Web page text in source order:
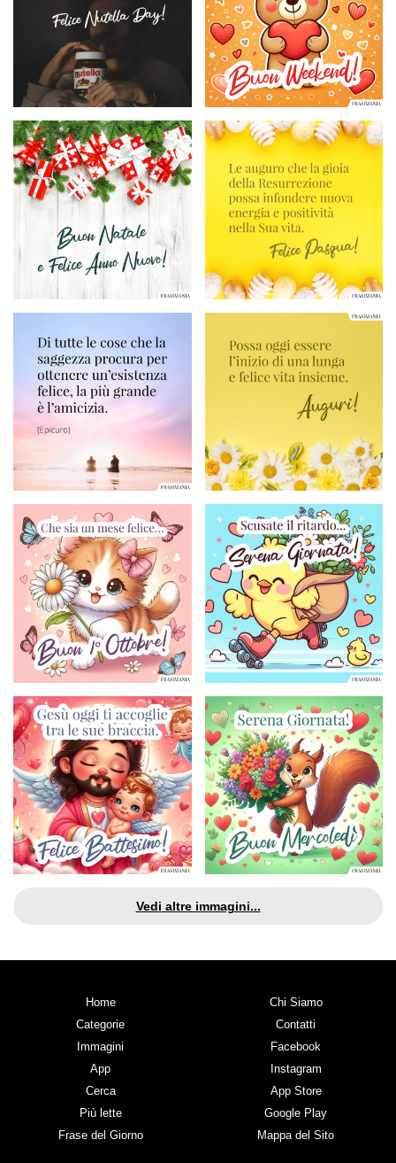
Vedi altre immagini...
Home
Categorie
Immagini
App
Cerca
Più lette
Frase del Giorno
Chi Siamo
Contatti
Facebook
Instagram
App Store
Google Play
Mappa del Sito